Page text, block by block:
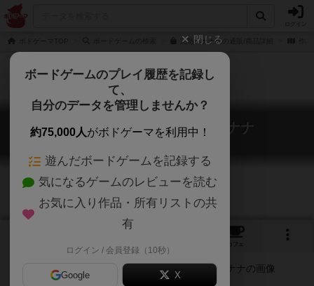
完熟バナナ島の通販/商品詳細
完熟バナナ島 / 島の完熟バナナ
Reif für die Insel
カフェ
閉じる
ボードゲームのプレイ履歴を記録し
て、
自分のデータを管理しませんか？
約75,000人がボドゲーマを利用中！
遊んだボードゲームを記録する
気になるゲームのレビューを読む
お気に入り作品・所有リストの共
有
ログイン / 会員登録（10秒）
Google X